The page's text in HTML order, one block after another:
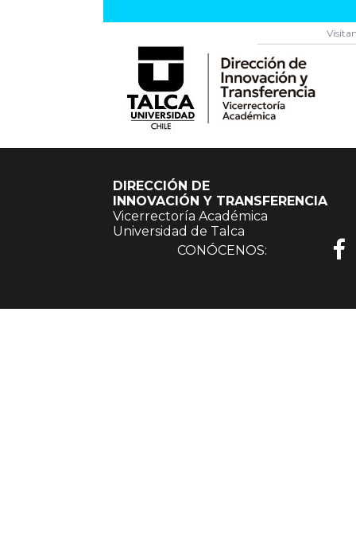
DIRECCIÓN DE
INNOVACIÓN Y TRANSFERENCIA
Vicerrectoría Académica
Universidad de Talca
CONÓCENOS: